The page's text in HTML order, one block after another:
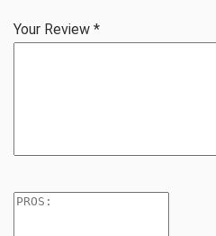
Your Review *